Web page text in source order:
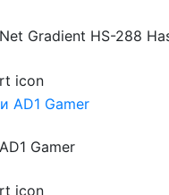
Gradient HS-288
Gamer